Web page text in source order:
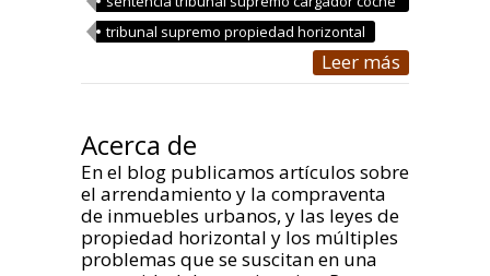
electrico
tribunal supremo propiedad horizontal
Leer más
Acerca de
En el blog publicamos artículos sobre
el arrendamiento y la compraventa
de inmuebles urbanos, y las leyes de
propiedad horizontal y los múltiples
problemas que se suscitan en una